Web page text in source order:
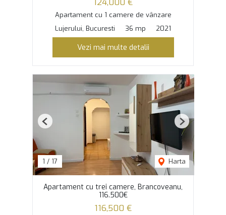
124,000 €
Apartament cu 1 camere de vânzare
Lujerului, Bucuresti
36 mp 2021
Vezi mai multe detalii
1 / 17 Harta
Previous Next
Apartament cu trei camere, Brancoveanu,
116.500€
116,500 €